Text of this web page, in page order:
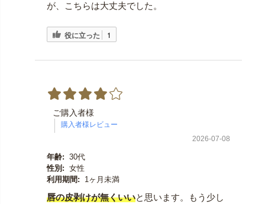
が、こちらは大丈夫でした。
役に立った 1
ご購入者様
2026-07-08
年齢: 30代
性別: 女性
利用期間:
1ヶ月未満
唇の皮剥けが無くいいと思います。もう少し